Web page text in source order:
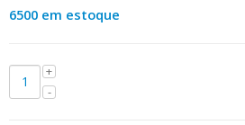
6500 em estoque